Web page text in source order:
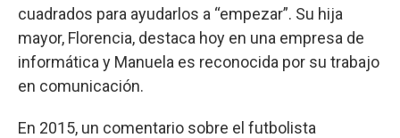
cuadrados para ayudarlos a “empezar”. Su hija
mayor, Florencia, destaca hoy en una empresa de
informática y Manuela es reconocida por su trabajo
en comunicación.
En 2015, un comentario sobre el futbolista